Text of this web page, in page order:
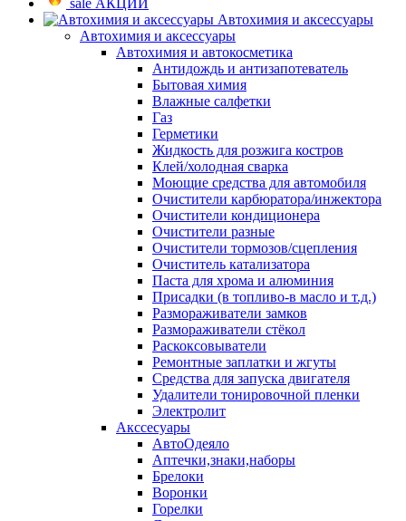
Автохимия и аксессуары
Автохимия и аксессуары
Автохимия и автокосметика
Антидождь и антизапотеватель
Бытовая химия
Влажные салфетки
Газ
Герметики
Жидкость для розжига костров
Клей/холодная сварка
Моющие средства для автомобиля
Очистители карбюратора/инжектора
Очистители кондиционера
Очистители разные
Очистители тормозов/сцепления
Очиститель катализатора
Паста для хрома и алюминия
Присадки (в топливо-в масло и т.д.)
Размораживатели замков
Размораживатели стёкол
Раскоксовыватели
Ремонтные заплатки и жгуты
Средства для запуска двигателя
Удалители тонировочной пленки
Электролит
Акссесуары
АвтоОдеяло
Аптечки,знаки,наборы
Брелоки
Воронки
Горелки